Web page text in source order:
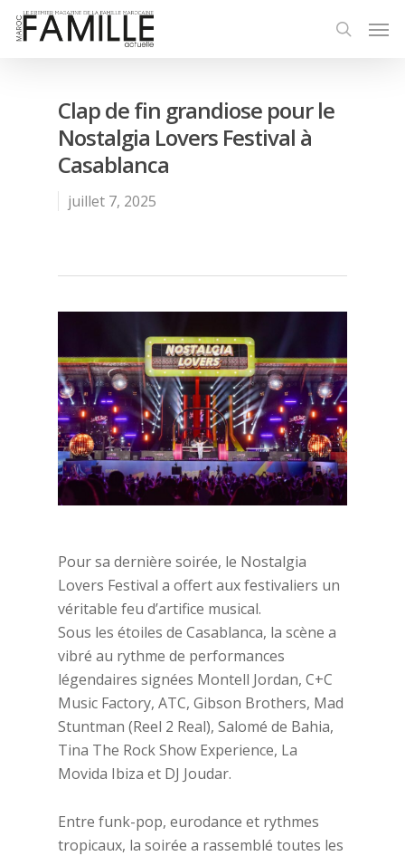
Clap de fin grandiose pour le
Nostalgia Lovers Festival à
Casablanca
juillet 7, 2025
Pour sa dernière soirée, le Nostalgia
Lovers Festival a offert aux festivaliers un
véritable feu d’artifice musical.
Sous les étoiles de Casablanca, la scène a
vibré au rythme de performances
légendaires signées Montell Jordan, C+C
Music Factory, ATC, Gibson Brothers, Mad
Stuntman (Reel 2 Real), Salomé de Bahia,
Tina The Rock Show Experience, La
Movida Ibiza et DJ Joudar.
Entre funk-pop, eurodance et rythmes
tropicaux, la soirée a rassemblé toutes les